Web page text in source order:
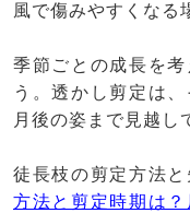
風で傷みやすくなる
季節ごとの成長を
う。透かし剪定は
月後の姿まで見越し
徒長枝の剪定方法
方法と剪定時期は